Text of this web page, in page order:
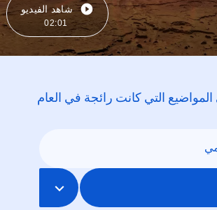
شاهد الفيديو
02:01
المواضيع التي كانت رائجة في العام